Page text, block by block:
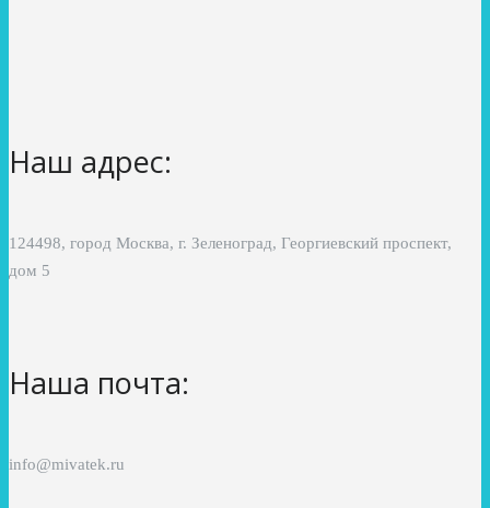
Наш адрес:
124498, город Москва, г. Зеленоград, Георгиевский проспект,
дом 5
Наша почта:
info@mivatek.ru